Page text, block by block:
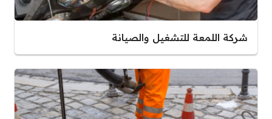
شركة اللمعة للتشغيل والصيانة